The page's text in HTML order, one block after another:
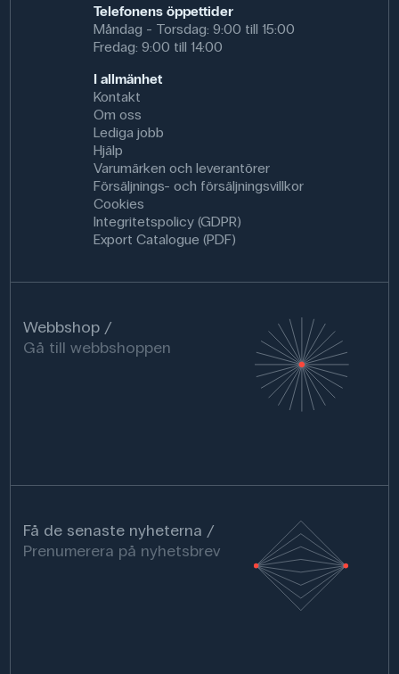
Telefonens öppettider
Måndag - Torsdag: 9:00 till 15:00
Fredag: 9:00 till 14:00
I allmänhet
Kontakt
Om oss
Lediga jobb
Hjälp
Varumärken och leverantörer
Försäljnings- och försäljningsvillkor
Cookies
Integritetspolicy (GDPR)
Export Catalogue (PDF)
Webbshop
Gå till webbshoppen
Få de senaste nyheterna
Prenumerera på nyhetsbrev